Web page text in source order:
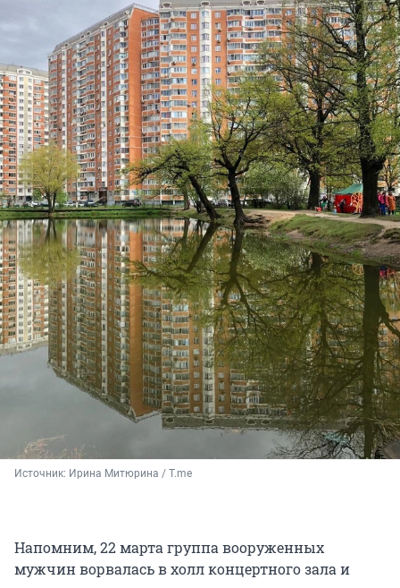
Источник: Ирина Митюрина / T.me
Напомним, 22 марта группа вооруженных
мужчин ворвалась в холл концертного зала и